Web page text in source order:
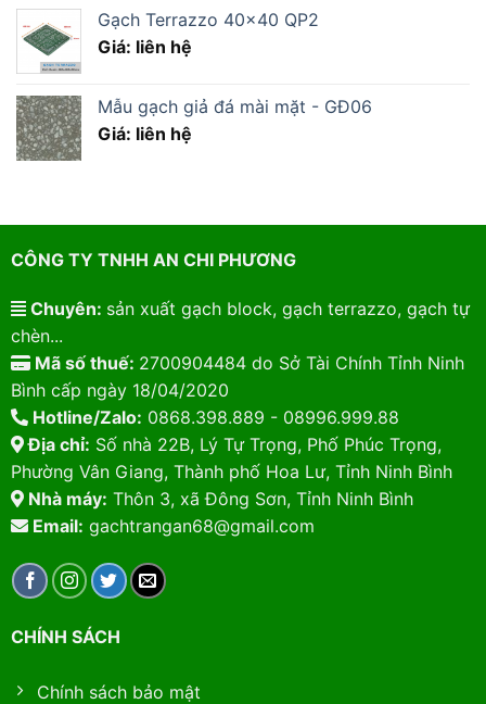
Gạch Terrazzo 40×40 QP2
Giá: liên hệ
Mẫu gạch giả đá mài mặt - GĐ06
Giá: liên hệ
CÔNG TY TNHH AN CHI PHƯƠNG
Chuyên: sản xuất gạch block, gạch terrazzo, gạch tự
chèn...
Mã số thuế: 2700904484 do Sở Tài Chính Tỉnh Ninh
Bình cấp ngày 18/04/2020
Hotline/Zalo: 0868.398.889 - 08996.999.88
Địa chỉ: Số nhà 22B, Lý Tự Trọng, Phố Phúc Trọng,
Phường Vân Giang, Thành phố Hoa Lư, Tỉnh Ninh Bình
Nhà máy: Thôn 3, xã Đông Sơn, Tỉnh Ninh Bình
Email: gachtrangan68@gmail.com
CHÍNH SÁCH
Chính sách bảo mật